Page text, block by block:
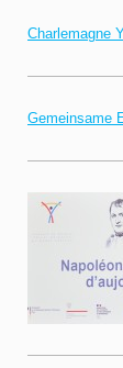
Charlemagne
Gemeinsame